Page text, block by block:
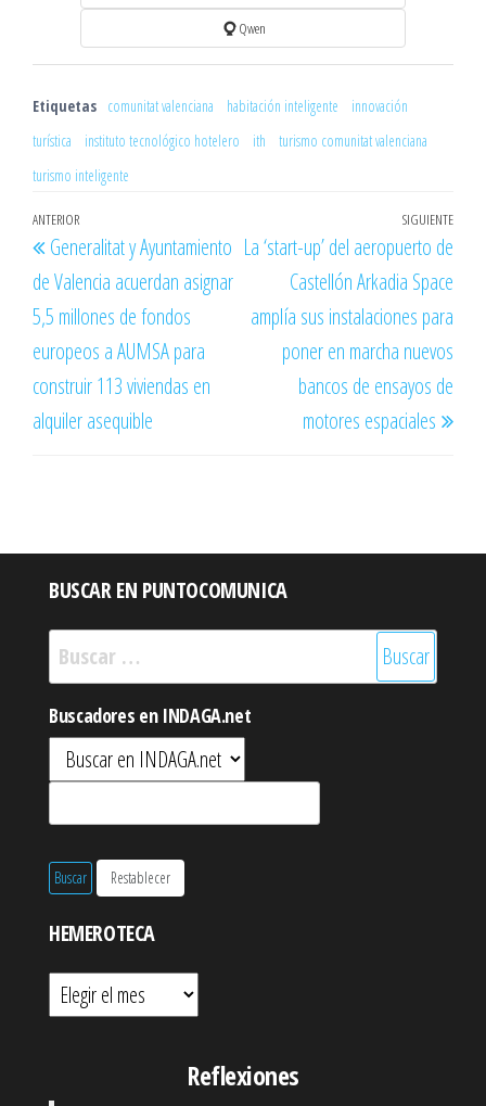
Qwen
Etiquetas comunitat valenciana habitación inteligente
innovación
turística
instituto tecnológico hotelero ith
turismo comunitat valenciana
turismo inteligente
Navegación
de
entradas
Entrada
anterior
ANTERIOR
Generalitat y Ayuntamiento
de Valencia acuerdan asignar
5,5 millones de fondos
europeos a AUMSA para
construir 113 viviendas en
alquiler asequible
SIGUIENTE
La ‘start-up’ del aeropuerto de
Castellón Arkadia Space
amplía sus instalaciones para
poner en marcha nuevos
bancos de ensayos de
motores espaciales
BUSCAR EN PUNTOCOMUNICA
Buscar:
Buscadores en INDAGA.net
HEMEROTECA
Hemeroteca
Reflexiones